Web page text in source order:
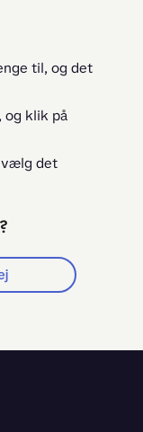
til, og det
og klik på
vælg det